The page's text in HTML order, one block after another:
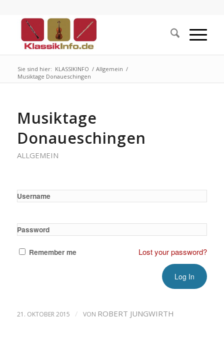
Sie sind hier: KLASSIKINFO / Allgemein /
Musiktage Donaueschingen
Musiktage
Donaueschingen
ALLGEMEIN
Username
Password
Remember me Lost your password?
21. OKTOBER 2015 / VON ROBERT JUNGWIRTH